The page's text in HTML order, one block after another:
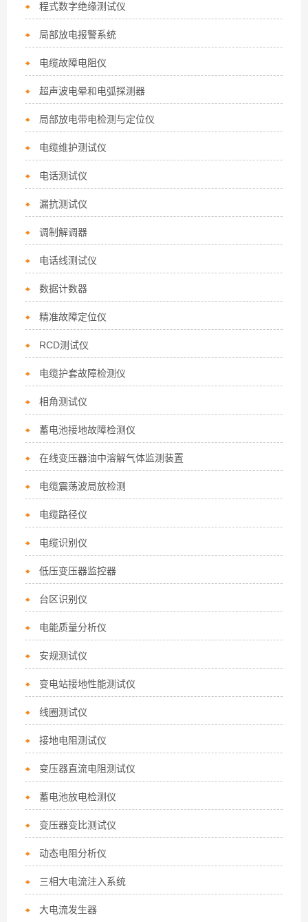
程式数字绝缘测试仪
局部放电报警系统
电缆故障电阻仪
超声波电晕和电弧探测器
局部放电带电检测与定位仪
电缆维护测试仪
电话测试仪
漏抗测试仪
调制解调器
电话线测试仪
数据计数器
精准故障定位仪
RCD测试仪
电缆护套故障检测仪
相角测试仪
蓄电池接地故障检测仪
在线变压器油中溶解气体监测装置
电缆震荡波局放检测
电缆路径仪
电缆识别仪
低压变压器监控器
台区识别仪
电能质量分析仪
安规测试仪
变电站接地性能测试仪
线圈测试仪
接地电阻测试仪
变压器直流电阻测试仪
蓄电池放电检测仪
变压器变比测试仪
动态电阻分析仪
三相大电流注入系统
大电流发生器